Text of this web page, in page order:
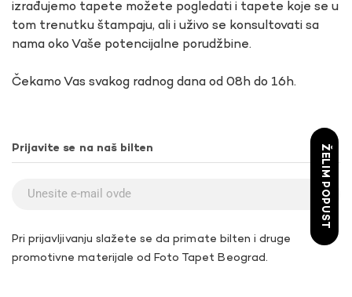
izrađujemo tapete možete pogledati i tapete koje se u
tom trenutku štampaju, ali i uživo se konsultovati sa
nama oko Vaše potencijalne porudžbine.
Čekamo Vas svakog radnog dana od 08h do 16h.
Prijavite se na naš bilten
Pri prijavljivanju slažete se da primate bilten i druge
promotivne materijale od Foto Tapet Beograd.
ŽELIM POPUST